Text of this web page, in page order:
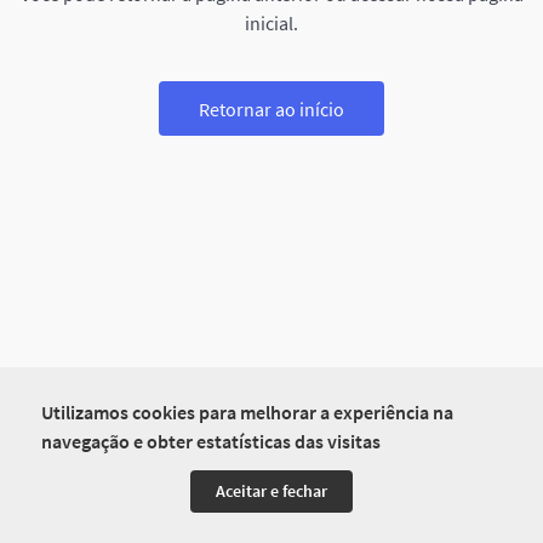
Utilizamos cookies para melhorar a experiência na
navegação e obter estatísticas das visitas
Aceitar e fechar
inicial.
Retornar ao início